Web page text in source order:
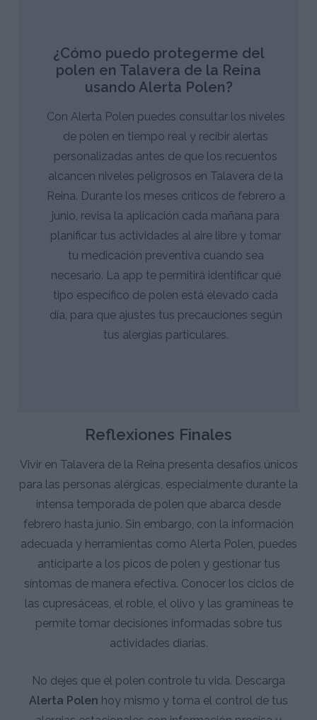
¿Cómo puedo protegerme del
polen en Talavera de la Reina
usando Alerta Polen?
Con Alerta Polen puedes consultar los niveles
de polen en tiempo real y recibir alertas
personalizadas antes de que los recuentos
alcancen niveles peligrosos en Talavera de la
Reina. Durante los meses críticos de febrero a
junio, revisa la aplicación cada mañana para
planificar tus actividades al aire libre y tomar
tu medicación preventiva cuando sea
necesario. La app te permitirá identificar qué
tipo específico de polen está elevado cada
día, para que ajustes tus precauciones según
tus alergias particulares.
Reflexiones Finales
Vivir en Talavera de la Reina presenta desafíos únicos
para las personas alérgicas, especialmente durante la
intensa temporada de polen que abarca desde
febrero hasta junio. Sin embargo, con la información
adecuada y herramientas como Alerta Polen, puedes
anticiparte a los picos de polen y gestionar tus
síntomas de manera efectiva. Conocer los ciclos de
las cupresáceas, el roble, el olivo y las gramíneas te
permite tomar decisiones informadas sobre tus
actividades diarias.
No dejes que el polen controle tu vida. Descarga
Alerta Polen hoy mismo y toma el control de tus